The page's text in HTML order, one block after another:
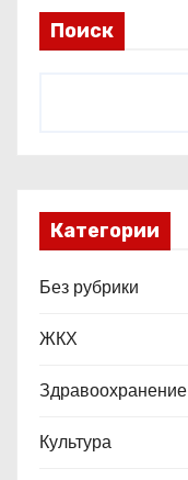
иПоиск
Категории
Без рубрики
ЖКХ
Здравоохранение
Культура